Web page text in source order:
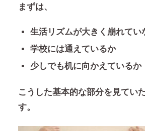
まずは、
生活リズムが大きく崩れてい
学校には通えているか
少しでも机に向かえているか
こうした基本的な部分を見てい
す。